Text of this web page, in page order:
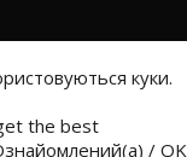
куки.
the best
/ OK